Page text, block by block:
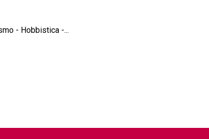
- Hobbistica -...